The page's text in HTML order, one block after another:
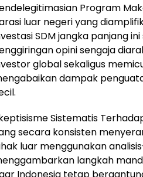
Program
luar negeri yang
SDM jangka panjang
opini sengaja
global sekaligus
dampak
Sistematis
secara konsisten
luar menggunakan
langkah
Indonesia tetap